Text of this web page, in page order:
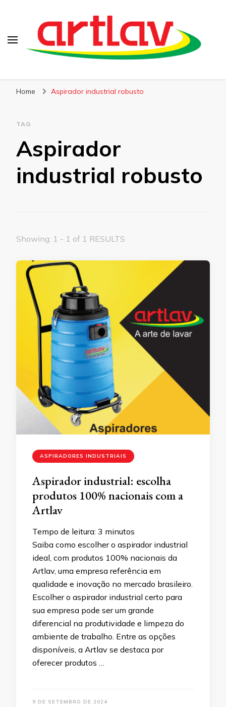
Home Aspirador industrial robusto
TAG
Aspirador
industrial robusto
Showing: 1 - 1 of 1 RESULTS
ASPIRADORES INDUSTRIAIS
Aspirador industrial: escolha
produtos 100% nacionais com a
Artlav
Tempo de leitura: 3 minutos
Saiba como escolher o aspirador industrial
ideal, com produtos 100% nacionais da
Artlav, uma empresa referência em
qualidade e inovação no mercado brasileiro.
Escolher o aspirador industrial certo para
sua empresa pode ser um grande
diferencial na produtividade e limpeza do
ambiente de trabalho. Entre as opções
disponíveis, a Artlav se destaca por
oferecer produtos …
9 DE SETEMBRO DE 2024